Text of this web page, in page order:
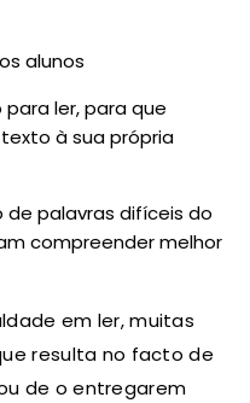
alunos
ler, para que
à sua própria
de palavras difíceis do
compreender melhor
em ler, muitas
resulta no facto de
de o entregarem